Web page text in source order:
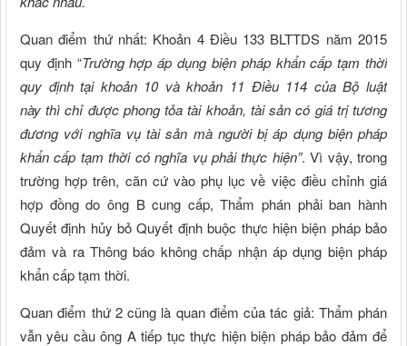
Quan điểm thứ nhất: Khoản 4 Điều 133 BLTTDS năm 2015
quy định “Trường hợp áp dụng biện pháp khẩn cấp tạm thời
quy định tại khoản 10 và khoản 11 Điều 114 của Bộ luật
này thì chỉ được phong tỏa tài khoản, tài sản có giá trị tương
đương với nghĩa vụ tài sản mà người bị áp dụng biện pháp
khẩn cấp tạm thời có nghĩa vụ phải thực hiện”. Vì vậy, trong
trường hợp trên, căn cứ vào phụ lục về việc điều chỉnh giá
hợp đồng do ông B cung cấp, Thẩm phán phải ban hành
Quyết định hủy bỏ Quyết định buộc thực hiện biện pháp bảo
đảm và ra Thông báo không chấp nhận áp dụng biện pháp
khẩn cấp tạm thời.
Quan điểm thứ 2 cũng là quan điểm của tác giả: Thẩm phán
vẫn yêu cầu ông A tiếp tục thực hiện biện pháp bảo đảm để